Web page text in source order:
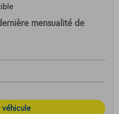
mensualité de
véhicule